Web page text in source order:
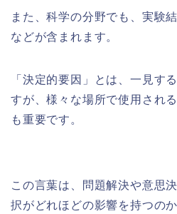
また、科学の分野でも、実験
などが含まれます。
「決定的要因」とは、一見す
すが、様々な場所で使用され
も重要です。
この言葉は、問題解決や意思
択がどれほどの影響を持つの